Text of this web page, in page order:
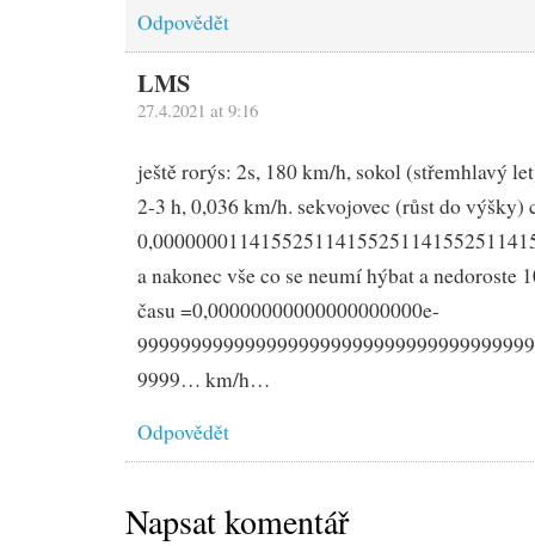
Odpovědět
LMS
27.4.2021 at 9:16
ještě rorýs: 2s, 180 km/h, sokol (střemhlavý
2-3 h, 0,036 km/h. sekvojovec (růst do výšky)
a nakonec vše co se neumí hýbat a nedoroste
času =0,00000000000000000000e-
9999… km/h…
Odpovědět
Napsat komentář